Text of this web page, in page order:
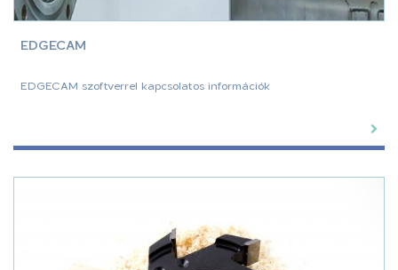
EDGECAM
EDGECAM szoftverrel kapcsolatos információk